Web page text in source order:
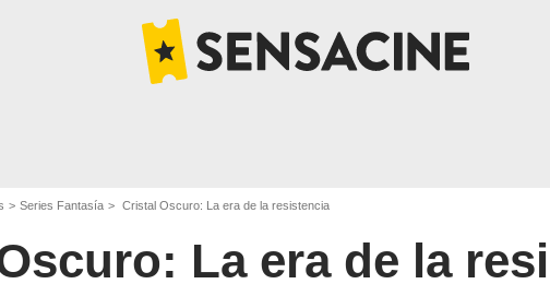
Series Fantasía Cristal Oscuro: La era de la resistencia
La era de la